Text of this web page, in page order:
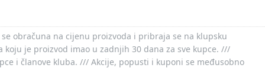
obračuna na cijenu proizvoda i pribraja se na klupsku
koju je proizvod imao u zadnjih 30 dana za sve kupce. ///
i članove kluba. /// Akcije, popusti i kuponi se međusobno